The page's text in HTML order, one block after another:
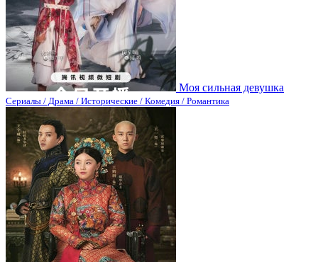
Моя сильная девушка
Сериалы / Драма / Исторические / Комедия / Романтика